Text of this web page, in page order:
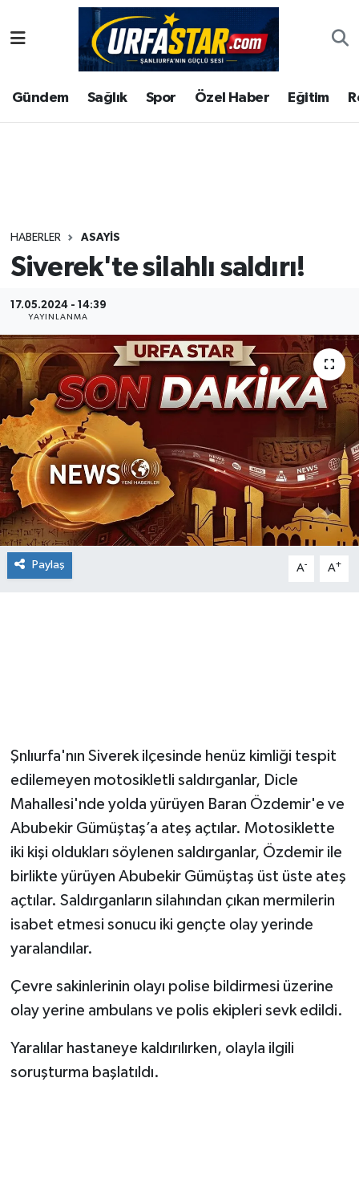
Gündem Sağlık Spor Özel Haber Eğitim
HABERLER ASAYİS
Siverek'te silahlı saldırı!
17.05.2024 - 14:39
YAYINLANMA
Paylaş A- A+
Şnlıurfa'nın Siverek ilçesinde henüz kimliği tespit
edilemeyen motosikletli saldırganlar, Dicle
Mahallesi'nde yolda yürüyen Baran Özdemir'e ve
Abubekir Gümüştaş’a ateş açtılar. Motosiklette
iki kişi oldukları söylenen saldırganlar, Özdemir ile
birlikte yürüyen Abubekir Gümüştaş üst üste ateş
açtılar. Saldırganların silahından çıkan mermilerin
isabet etmesi sonucu iki gençte olay yerinde
yaralandılar.
Çevre sakinlerinin olayı polise bildirmesi üzerine
olay yerine ambulans ve polis ekipleri sevk edildi.
Yaralılar hastaneye kaldırılırken, olayla ilgili
soruşturma başlatıldı.
ASAYİS
ÇEVRE
Gündem
Kültür
Magazin
Şanlıurfa Nöbetçi Eczaneler
Şanlıurfa Hava Durumu
Tüm Manşetler
Son Dakika Haberleri
Haber Arşivi